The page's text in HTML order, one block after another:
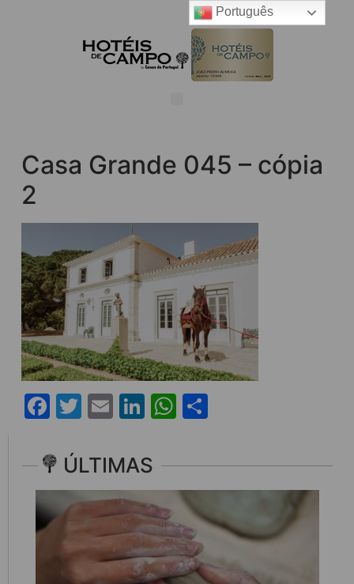
Casa Grande 045 – cópia
2
Facebook
Twitter
EmailLinkedIn
WhatsApp
ÚLTIMAS
Português